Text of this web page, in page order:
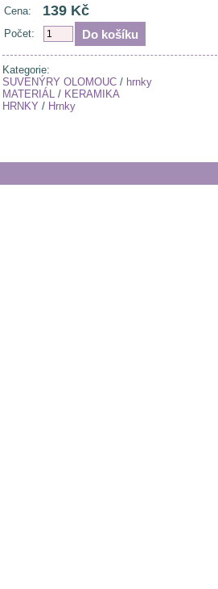
Cena: 139 Kč
Počet:
Kategorie:
SUVENÝRY OLOMOUC / hrnky
MATERIÁL / KERAMIKA
HRNKY / Hrnky